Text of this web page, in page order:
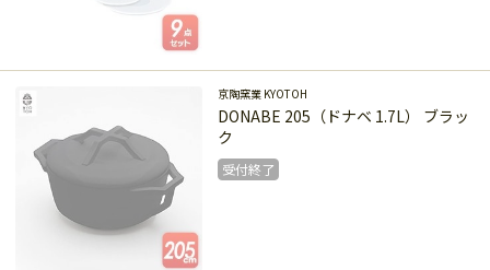
受付終了
京陶窯業 KYOTOH
DONABE 205（ドナベ 1.7L） ブラッ
ク
受付終了